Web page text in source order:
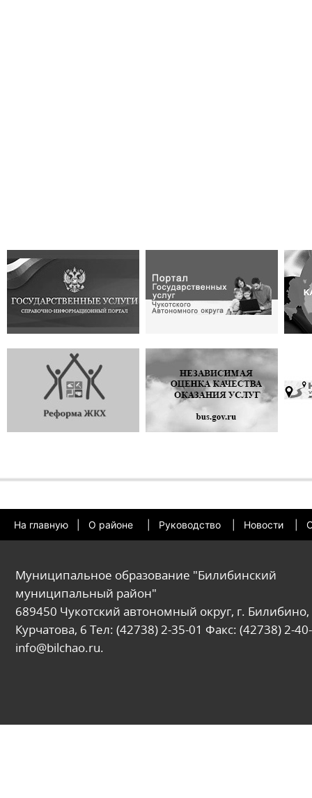
На главную О районе Руководство Новости
Муниципальное образование "Билибинский
муниципальный район"
689450 Чукотский автономный округ, г. Билибино,
Курчатова, 6 Тел: (42738) 2-35-01 Факс: (42738) 2-
info@bilchao.ru.